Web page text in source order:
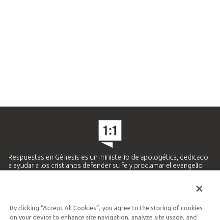
Respuestas en Génesis es un ministerio de apologética, dedicado
a ayudar a los cristianos defender su fe y proclamar el evangelio
Ministerio Hispano y Latinoamericano
By clicking “Accept All Cookies”, you agree to the storing of cookies
on your device to enhance site navigation, analyze site usage, and